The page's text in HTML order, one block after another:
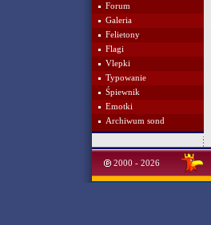
Forum
Galeria
Felietony
Flagi
Vlepki
Typowanie
Śpiewnik
Emotki
Archiwum sond
2000 - 2026